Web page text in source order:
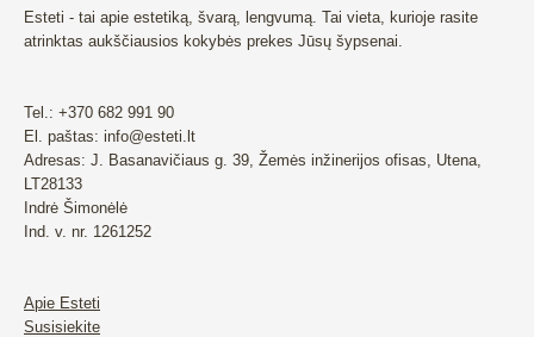
Esteti - tai apie estetiką, švarą, lengvumą. Tai vieta, kurioje rasite
atrinktas aukščiausios kokybės prekes Jūsų šypsenai.
Tel.: +370 682 991 90
El. paštas: info@esteti.lt
Adresas: J. Basanavičiaus g. 39, Žemės inžinerijos ofisas, Utena,
LT28133
Indrė Šimonėlė
Ind. v. nr. 1261252
Apie Esteti
Susisiekite